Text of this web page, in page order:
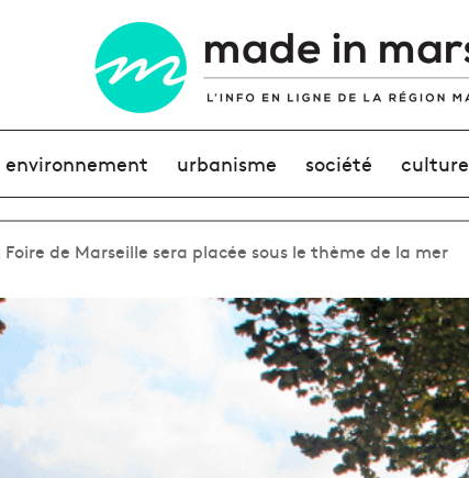
environnement urbanisme société culture
Foire de Marseille sera placée sous le thème de la mer